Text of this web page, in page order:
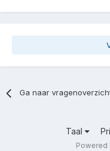
Ga naar
Taal
Powered